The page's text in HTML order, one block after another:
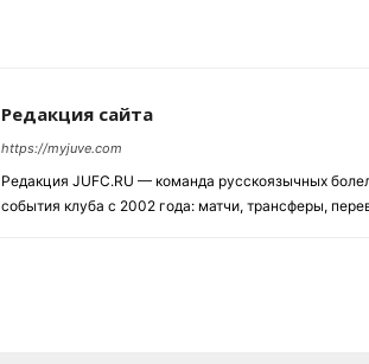
Редакция сайта
https://myjuve.com
Редакция JUFC.RU — команда русскоязычных
события клуба с 2002 года: матчи, трансферы,